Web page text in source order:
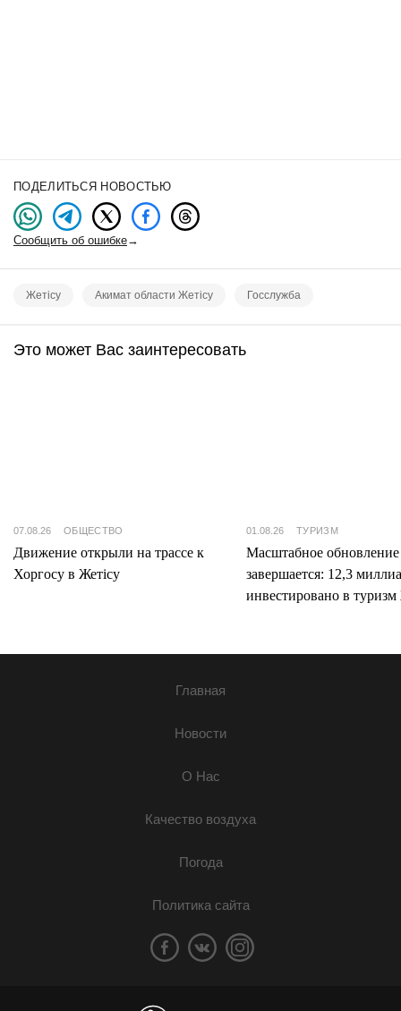
ПОДЕЛИТЬСЯ НОВОСТЬЮ
Сообщить об ошибке→
Жетісу Акимат области Жетісу Госслужба
Это может Вас заинтересовать
07.08.26 ОБЩЕСТВО
Движение открыли на трассе к
Хоргосу в Жетісу
01.08.26 ТУРИЗМ
Масштабное
завершается: 12,3
инвестировано в туризм
Главная
Новости
О Нас
Качество воздуха
Погода
Политика сайта